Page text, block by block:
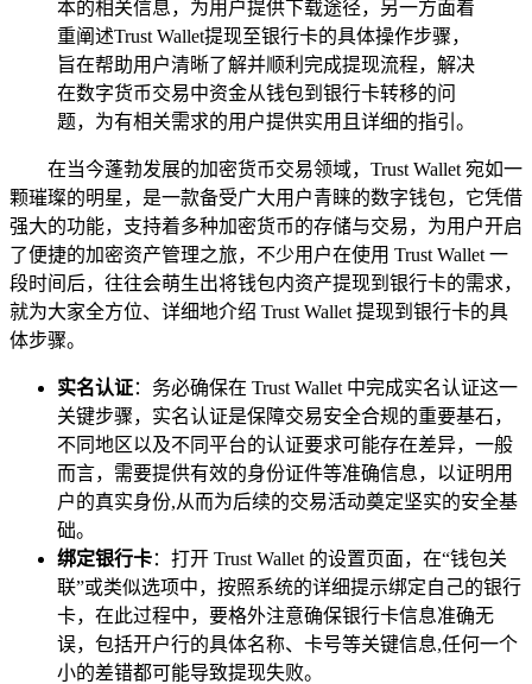
本的相关信息，为用户提供下载途径，另一方面着
重阐述Trust Wallet提现至银行卡的具体操作步骤，
旨在帮助用户清晰了解并顺利完成提现流程，解决
在数字货币交易中资金从钱包到银行卡转移的问
题，为有相关需求的用户提供实用且详细的指引。
在当今蓬勃发展的加密货币交易领域，Trust Wallet 宛如一
颗璀璨的明星，是一款备受广大用户青睐的数字钱包，它凭借
强大的功能，支持着多种加密货币的存储与交易，为用户开启
了便捷的加密资产管理之旅，不少用户在使用 Trust Wallet 一
段时间后，往往会萌生出将钱包内资产提现到银行卡的需求，
就为大家全方位、详细地介绍 Trust Wallet 提现到银行卡的具
体步骤。
实名认证：务必确保在 Trust Wallet 中完成实名认证这一
关键步骤，实名认证是保障交易安全合规的重要基石，
不同地区以及不同平台的认证要求可能存在差异，一般
而言，需要提供有效的身份证件等准确信息，以证明用
户的真实身份,从而为后续的交易活动奠定坚实的安全基
础。
绑定银行卡：打开 Trust Wallet 的设置页面，在“钱包关
联”或类似选项中，按照系统的详细提示绑定自己的银行
卡，在此过程中，要格外注意确保银行卡信息准确无
误，包括开户行的具体名称、卡号等关键信息,任何一个
小的差错都可能导致提现失败。